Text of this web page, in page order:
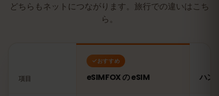
どちらもネットにつながります。旅行での違いはこち
ら。
項目
おすすめ
eSIMFOX の eSIM ハン